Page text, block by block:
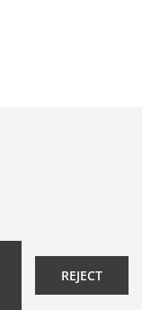
REJECT